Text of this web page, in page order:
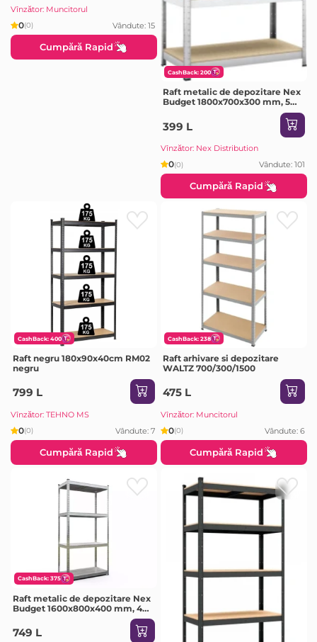
Vînzător: Muncitorul
0(0) Vândute: 15
Cumpără Rapid
CashBack: 200
Raft metalic de depozitare Nex
Budget 1800x700x300 mm, 5
399 L
Vînzător: Nex Distribution
0(0) Vândute: 101
Cumpără Rapid
CashBack: 400
Raft negru 180x90x40cm RM02
negru
799 L
Vînzător: TEHNO MS
0(0) Vândute: 7
Cumpără Rapid
CashBack: 238
Raft arhivare si depozitare
WALTZ 700/300/1500
475 L
Vînzător: Muncitorul
0(0) Vândute: 6
Cumpără Rapid
CashBack: 375
Raft metalic de depozitare Nex
Budget 1600x800x400 mm, 4
749 L